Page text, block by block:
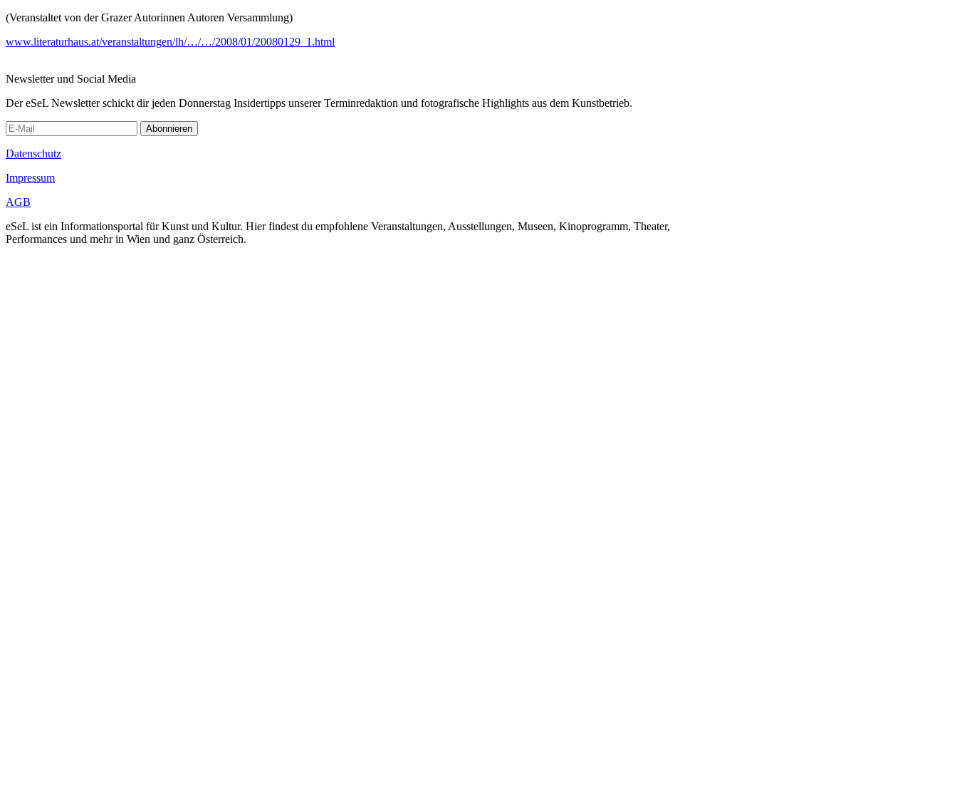
(Veranstaltet von der Grazer Autorinnen Autoren Versammlung)
www.literaturhaus.at/veranstaltungen/lh/…/…/2008/01/20080129_1.html
Newsletter und Social Media
Der eSeL Newsletter schickt dir jeden Donnerstag Insidertipps unserer Terminredaktion und fotografische Highlights aus dem Kunstbetrieb.
Abonnieren
Datenschutz
Impressum
AGB
eSeL ist ein Informationsportal für Kunst und Kultur. Hier findest du empfohlene Veranstaltungen, Ausstellungen, Museen, Kinoprogramm, Theater,
Performances und mehr in Wien und ganz Österreich.